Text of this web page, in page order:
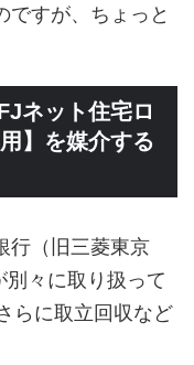
ですが、ちょっと
ネット住宅ロ
】を媒介する
行（旧三菱東京
々に取り扱って
らに取立回収など